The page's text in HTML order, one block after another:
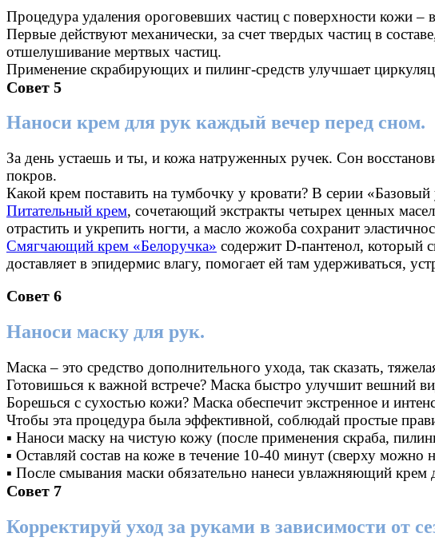
Процедура удаления ороговевших частиц с поверхности кожи
Первые действуют механически, за счет твердых частиц в
отшелушивание мертвых частиц.
Применение скрабирующих и пилинг-средств улучшает
Совет 5
Наноси крем для рук каждый вечер перед сном.
За день устаешь и ты, и кожа натруженных ручек. Сон
покров.
Какой крем поставить на тумбочку у кровати? В серии
Питательный крем, сочетающий экстракты четырех ценных
отрастить и укрепить ногти, а масло жожоба сохранит
Смягчающий крем «Белоручка» содержит D-пантенол, который
доставляет в эпидермис влагу, помогает ей там удерживаться,
Совет 6
Наноси маску для рук.
Маска – это средство дополнительного ухода, так сказать,
Готовишься к важной встрече? Маска быстро улучшит вешний
Борешься с сухостью кожи? Маска обеспечит экстренное и
Чтобы эта процедура была эффективной, соблюдай простые
▪ Наноси маску на чистую кожу (после применения скраба,
▪ Оставляй состав на коже в течение 10-40 минут (сверху можно
▪ После смывания маски обязательно нанеси увлажняющий крем
Совет 7
Корректируй уход за руками в зависимости от